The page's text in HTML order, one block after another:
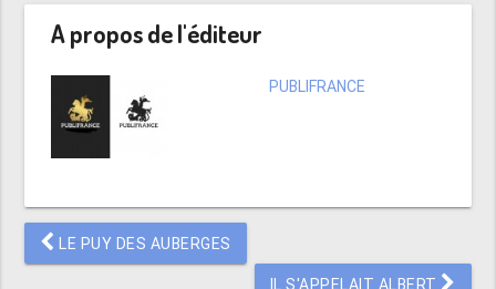
A propos de l'éditeur
PUBLIFRANCE
LE PUY DES AUBERGES
IL S'APPELAIT ALBERT